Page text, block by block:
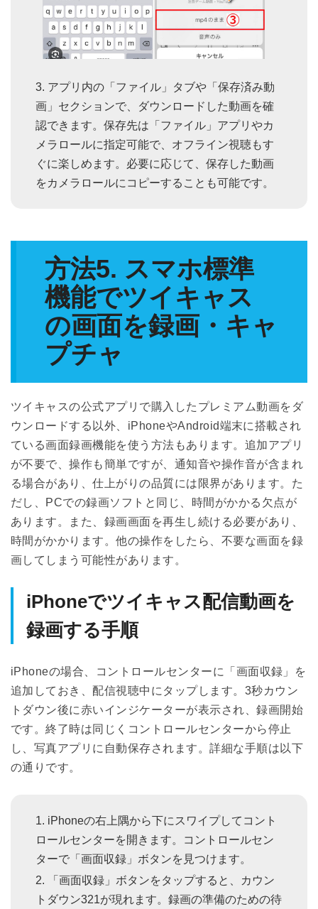
アプリ内の「ファイル」タブや「保存済み動
画」セクションで、ダウンロードした動画を確
認できます。保存先は「ファイル」アプリやカ
メラロールに指定可能で、オフライン視聴もす
ぐに楽しめます。必要に応じて、保存した動画
をカメラロールにコピーすることも可能です。
方法5. スマホ標準
機能でツイキャス
の画面を録画・キャ
プチャ
ツイキャスの公式アプリで購入したプレミアム動画をダ
ウンロードする以外、iPhoneやAndroid端末に搭載され
ている画面録画機能を使う方法もあります。追加アプリ
が不要で、操作も簡単ですが、通知音や操作音が含まれ
る場合があり、仕上がりの品質には限界があります。た
だし、PCでの録画ソフトと同じ、時間がかかる欠点が
あります。また、録画画面を再生し続ける必要があり、
時間がかかります。他の操作をしたら、不要な画面を録
画してしまう可能性があります。
iPhoneでツイキャス配信動画を
録画する手順
iPhoneの場合、コントロールセンターに「画面収録」を
追加しておき、配信視聴中にタップします。3秒カウン
トダウン後に赤いインジケーターが表示され、録画開始
です。終了時は同じくコントロールセンターから停止
し、写真アプリに自動保存されます。詳細な手順は以下
の通りです。
iPhoneの右上隅から下にスワイプしてコント
ロールセンターを開きます。コントロールセン
ターで「画面収録」ボタンを見つけます。
「画面収録」ボタンをタップすると、カウン
トダウン321が現れます。録画の準備のための待